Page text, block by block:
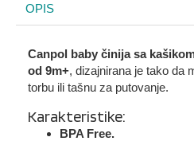
OPIS
Canpol baby činija sa
od 9m+, dizajnirana je tako da
torbu ili tašnu za putovanje.
Karakteristike:
BPA Free.